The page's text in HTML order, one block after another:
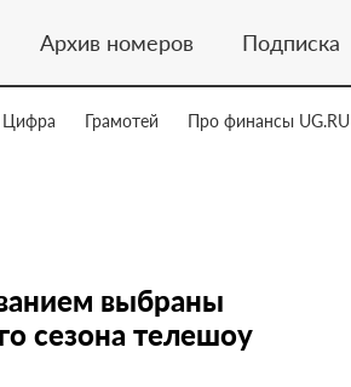
Архив номеров Подписка
Цифра Грамотей Про финансы UG.RU
выбраны
сезона телешоу